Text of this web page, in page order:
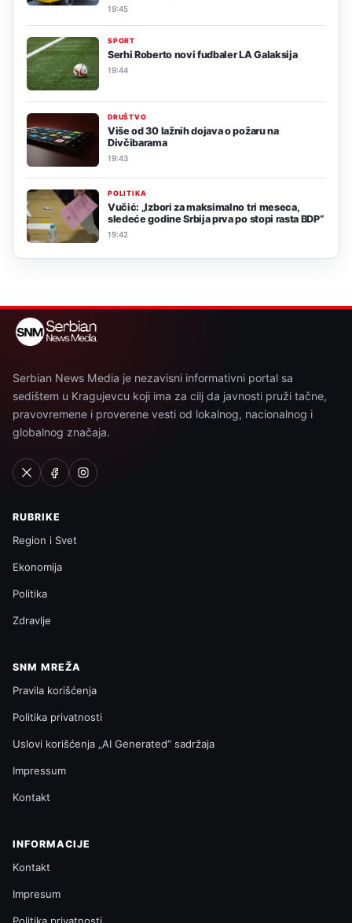
19:45
SPORT
Serhi Roberto novi fudbaler LA Galaksija
19:44
DRUŠTVO
Više od 30 lažnih dojava o požaru na
Divčibarama
19:43
POLITIKA
Vučić: „Izbori za maksimalno tri meseca,
sledeće godine Srbija prva po stopi rasta BDP“
19:42
Serbian News Media je nezavisni informativni portal sa
sedištem u Kragujevcu koji ima za cilj da javnosti pruži tačne,
pravovremene i proverene vesti od lokalnog, nacionalnog i
globalnog značaja.
RUBRIKE
Region i Svet
Ekonomija
Politika
Zdravlje
SNM MREŽA
Pravila korišćenja
Politika privatnosti
Uslovi korišćenja „AI Generated“ sadržaja
Impressum
Kontakt
INFORMACIJE
Kontakt
Impresum
Politika privatnosti